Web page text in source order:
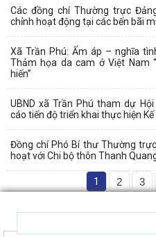
Các đồng chí Thường trực
chỉnh hoạt động tại các bến bãi
Xã Trần Phú: Ấm áp – nghĩa
Thảm họa da cam ở Việt Nam
hiến”
UBND xã Trần Phú tham dự
cáo tiến độ triển khai thực hiện
Đồng chí Phó Bí thư Thường
hoạt với Chi bộ thôn Thanh
1 2 3